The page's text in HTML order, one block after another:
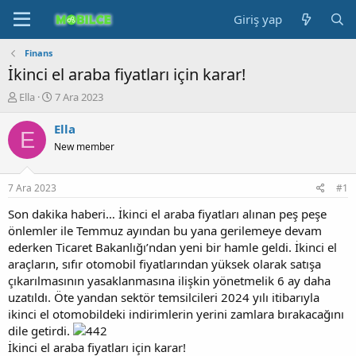
Giriş yap
Finans
İkinci el araba fiyatları için karar!
K
n
b
u
u
b
a
l
a
t
a
n
Ella
B
ş
a
g
ı
ç
a
i
h
i
7 Ara 2023
E Ella
New member
7 Ara 2023 #1
Son dakika haberi… İkinci el araba fiyatları alınan peş peşe
önlemler ile Temmuz ayından bu yana gerilemeye devam
ederken Ticaret Bakanlığı’ndan yeni bir hamle geldi. İkinci el
araçların, sıfır otomobil fiyatlarından yüksek olarak satışa
çıkarılmasının yasaklanmasına ilişkin yönetmelik 6 ay daha
uzatıldı. Öte yandan sektör temsilcileri 2024 yılı itibarıyla
ikinci el otomobildeki indirimlerin yerini zamlara bırakacağını
dile getirdi.
İkinci el araba fiyatları için karar!